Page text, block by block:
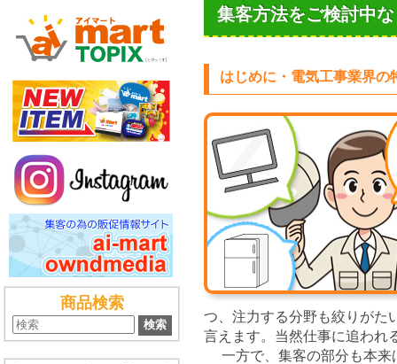
集客方法をご検討中
はじめに・電気工事業界の
つ、注力する分野も絞りがた
言えます。当然仕事に追わ
一方で、集客の部分も本来
商品検索